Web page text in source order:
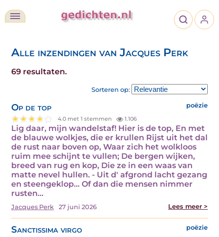
Alle inzendingen van Jacques Perk
69 resultaten.
Sorteren op:
Op de top poëzie
4.0 met 1 stemmen 1.106
Lig daar, mijn wandelstaf! Hier is de top, En met
de blauwe wolkjes, die er krullen Rijst uit het dal
de rust naar boven op, Waar zich het wolkloos
ruim mee schijnt te vullen; De bergen wijken,
breed van rug en kop, Die ze in een waas van
matte nevel hullen. - Uit d' afgrond lacht gezang
en steengeklop... Of dan die mensen nimmer
rusten…
Jacques Perk 27 juni 2026 Lees meer >
Sanctissima virgo poëzie